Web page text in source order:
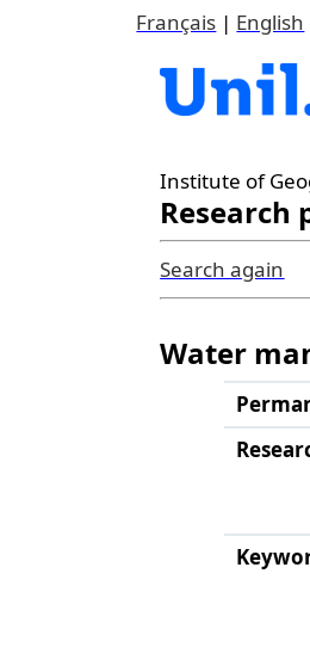
Français | English
Institute of
Research
Search again
Water